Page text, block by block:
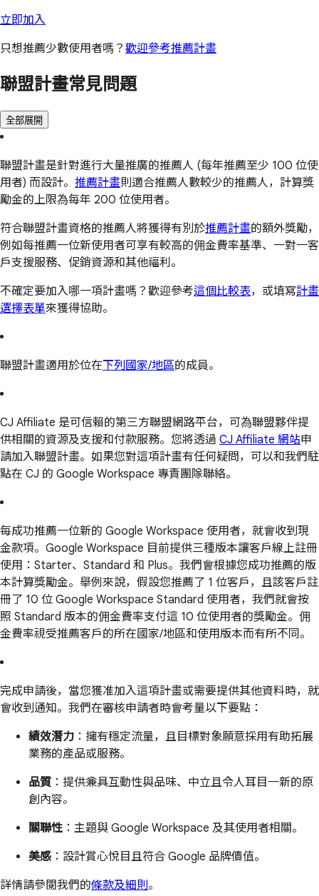
立即加入
只想推薦少數使用者嗎？ 歡迎參考推薦計畫
聯盟計畫常見問題
全部展開
聯盟計畫是針對進行大量推廣的推薦人 (每年推薦至少 100 位使
用者) 而設計。 推薦計畫則適合推薦人數較少的推薦人，計算獎
勵金的上限為每年 200 位使用者。
符合聯盟計畫資格的推薦人將獲得有別於推薦計畫的額外獎勵，
例如每推薦一位新使用者可享有較高的佣金費率基準、一對一客
戶支援服務、促銷資源和其他福利。
不確定要加入哪一項計畫嗎？歡迎參考這個比較表，或填寫計畫
選擇表單來獲得協助。
聯盟計畫適用於位在下列國家/地區的成員。
CJ Affiliate 是可信賴的第三方聯盟網路平台，可為聯盟夥伴提
供相關的資源及支援和付款服務。您將透過 CJ Affiliate 網站申
請加入聯盟計畫。如果您對這項計畫有任何疑問，可以和我們駐
點在 CJ 的 Google Workspace 專責團隊聯絡。
每成功推薦一位新的 Google Workspace 使用者，就會收到現
金款項。Google Workspace 目前提供三種版本讓客戶線上註冊
使用：Starter、Standard 和 Plus。我們會根據您成功推薦的版
本計算獎勵金。舉例來說，假設您推薦了 1 位客戶，且該客戶註
冊了 10 位 Google Workspace Standard 使用者，我們就會按
照 Standard 版本的佣金費率支付這 10 位使用者的獎勵金。佣
金費率視受推薦客戶的所在國家/地區和使用版本而有所不同。
完成申請後，當您獲准加入這項計畫或需要提供其他資料時，就
會收到通知。我們在審核申請者時會考量以下要點：
績效潛力 ：擁有穩定流量，且目標對象願意採用有助拓展
業務的產品或服務。
品質：提供兼具互動性與品味、中立且令人耳目一新的原
創內容。
關聯性 ：主題與 Google Workspace 及其使用者相關。
美感 ：設計賞心悅目且符合 Google 品牌價值。
詳情請參閱我們的條款及細則。